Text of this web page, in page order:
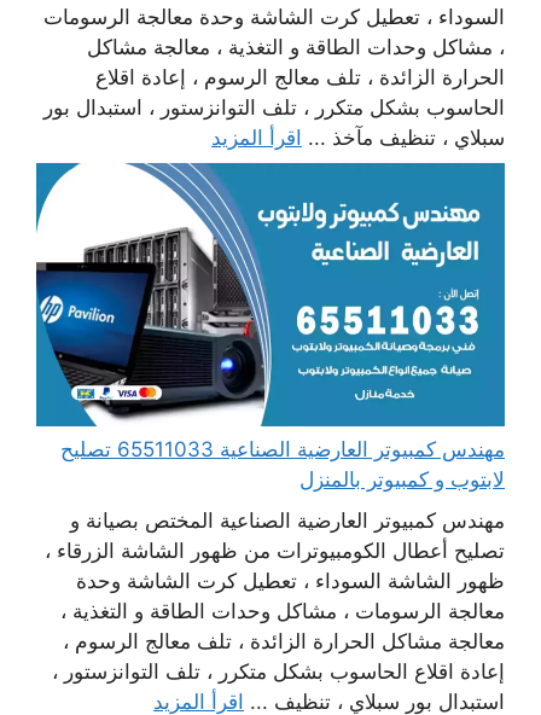
السوداء ، تعطيل كرت الشاشة وحدة معالجة الرسومات
، مشاكل وحدات الطاقة و التغذية ، معالجة مشاكل
الحرارة الزائدة ، تلف معالج الرسوم ، إعادة اقلاع
الحاسوب بشكل متكرر ، تلف التوانزستور ، استبدال بور
سبلاي ، تنظيف مآخذ ... اقرأ المزيد
مهندس كمبيوتر العارضية الصناعية 65511033 تصليح
لابتوب و كمبيوتر بالمنزل
مهندس كمبيوتر العارضية الصناعية المختص بصيانة و
تصليح أعطال الكومبيوترات من ظهور الشاشة الزرقاء ،
ظهور الشاشة السوداء ، تعطيل كرت الشاشة وحدة
معالجة الرسومات ، مشاكل وحدات الطاقة و التغذية ،
معالجة مشاكل الحرارة الزائدة ، تلف معالج الرسوم ،
إعادة اقلاع الحاسوب بشكل متكرر ، تلف التوانزستور ،
استبدال بور سبلاي ، تنظيف ... اقرأ المزيد